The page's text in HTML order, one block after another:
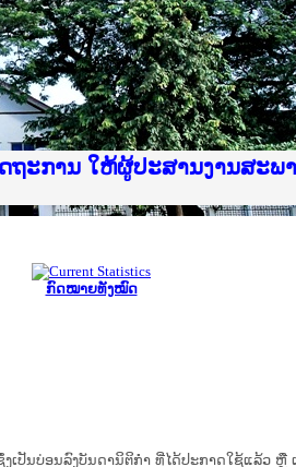
ແລະ ແອັບກົດໝາຍລາວ ທີ່ ສະ
ະການ ໃຫ້ຜູ້ປະສານງານສະພ
ກງານຈົດໝາຍເຫດທາງລັດຖະ
ດທາງລັດຖະການ ສຳລັບ ພາກ
ຫດທາງລັດຖະການ ສຳລັບ ພາກ
າຍເຫດທາງລັດຖະການ ທີ່ ວິ
າຍເຫດທາງລັດຖະການ ທີ່ ວິ
ານໃຫ້ຜູ້ປະສານງານຂັ້ນແຂວງ
ະການ ໃຫ້ຜູ້ປະສານງານສະພ
ກົດໝາຍທັງໝົດ
ປັນ​ບ່ອນ​ລົງ​ບັນ​ດາ​ນິ​ຕິ​ກຳ ທີ່ໄດ້ປະກາດໃຊ້ແລ້ວ ຫຼື